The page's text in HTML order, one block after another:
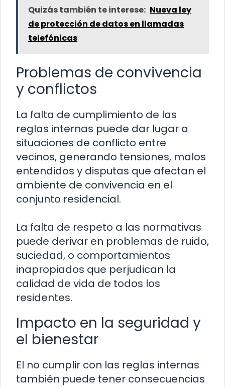
Quizás también te interese: Nueva ley
de protección de datos en llamadas
telefónicas
Problemas de convivencia
y conflictos
La falta de cumplimiento de las
reglas internas puede dar lugar a
situaciones de conflicto entre
vecinos, generando tensiones, malos
entendidos y disputas que afectan el
ambiente de convivencia en el
conjunto residencial.
La falta de respeto a las normativas
puede derivar en problemas de ruido,
suciedad, o comportamientos
inapropiados que perjudican la
calidad de vida de todos los
residentes.
Impacto en la seguridad y
el bienestar
El no cumplir con las reglas internas
también puede tener consecuencias